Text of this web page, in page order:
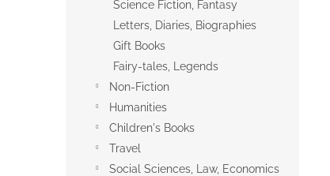
Science Fiction, Fantasy
Letters, Diaries, Biographies
Gift Books
Fairy-tales, Legends
Non-Fiction
Humanities
Children's Books
Travel
Social Sciences, Law, Economics